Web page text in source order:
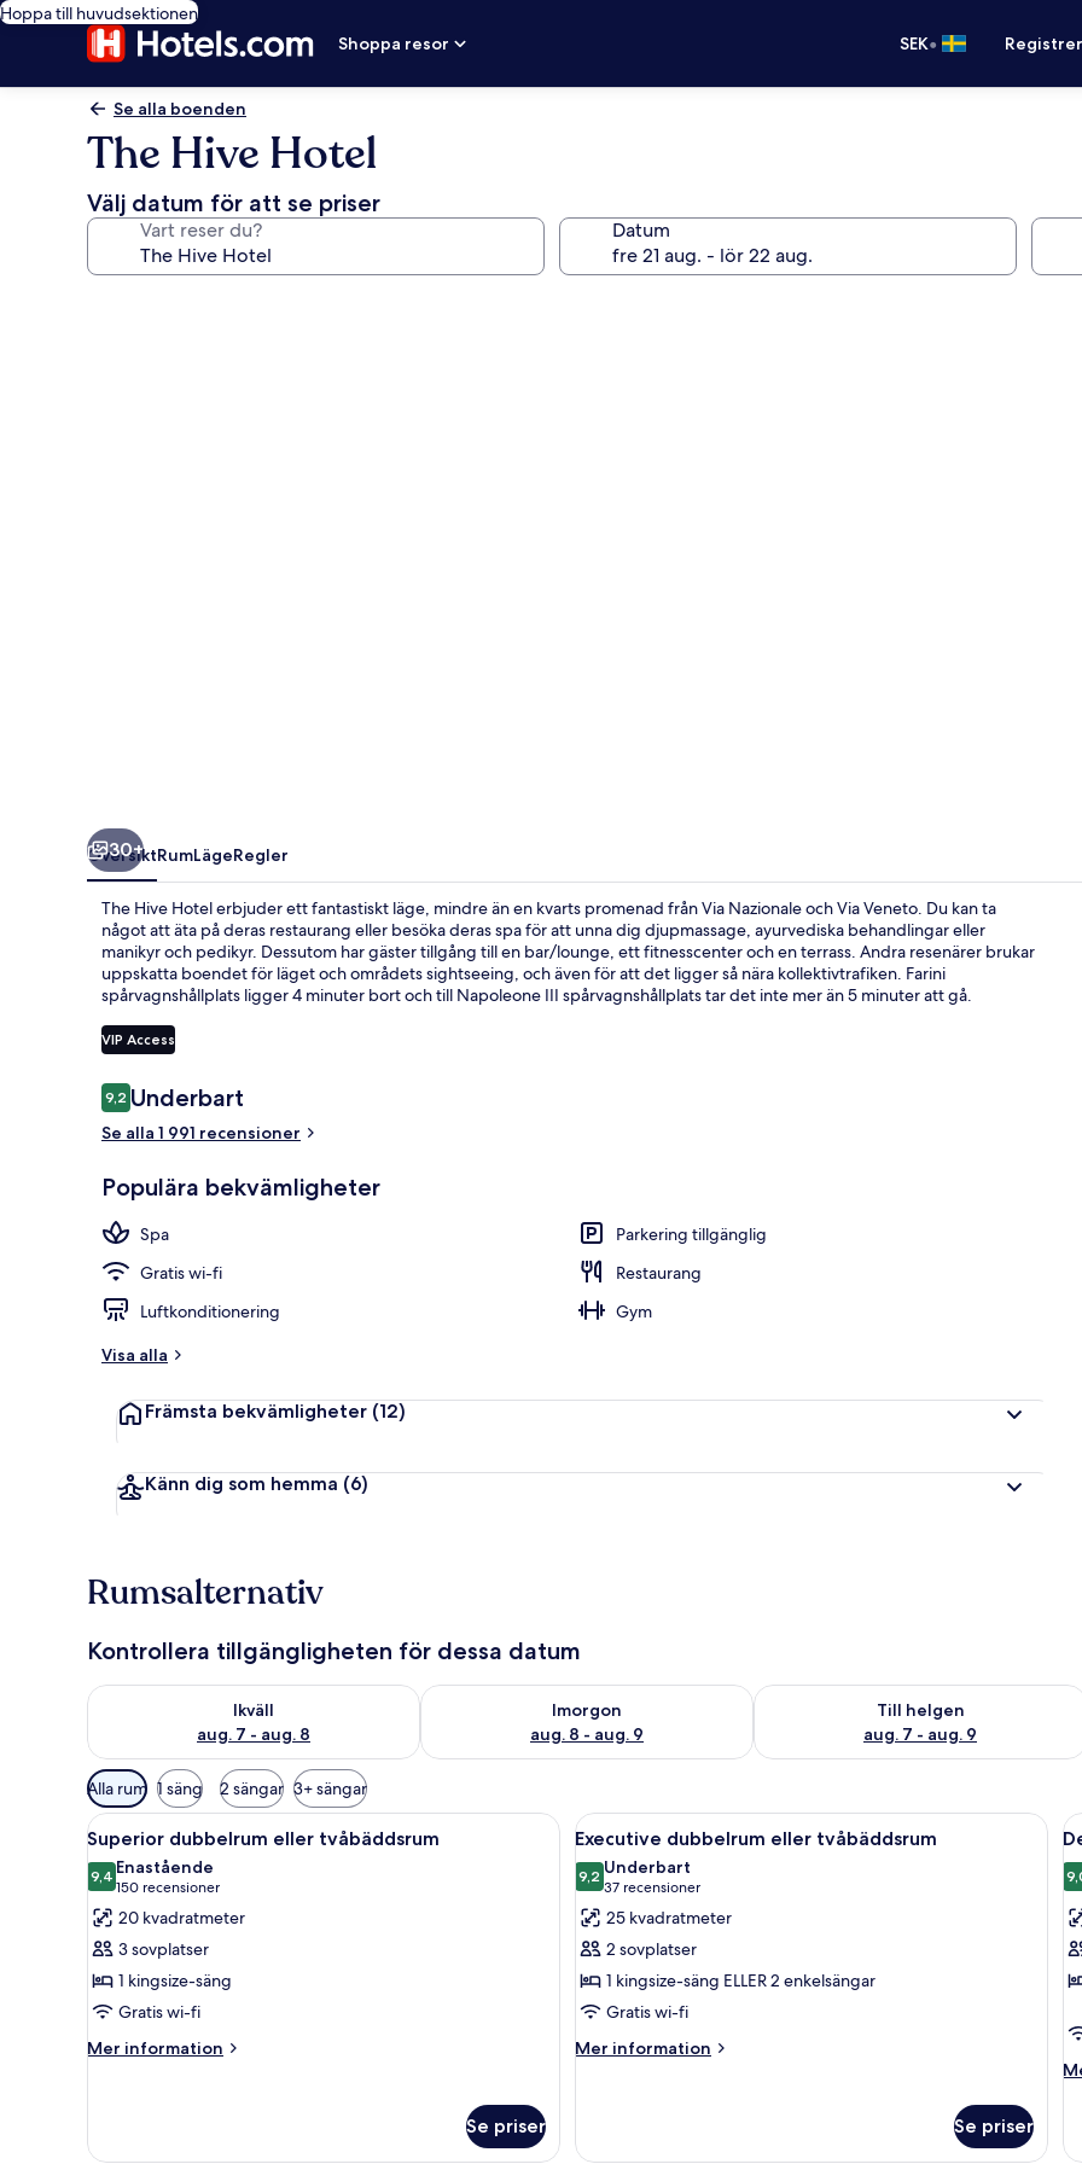
Hoppa till huvudsektionen
Shoppa resor
SEK•
Se alla boenden
The Hive Hotel
Välj datum för att se priser
Vart reser du? Datum
30+
ÖversiktRumLägeRegler
The Hive Hotel erbjuder ett fantastiskt läge, mindre än en kvarts promenad från Via Nazionale och Via Veneto. Du kan ta
något att äta på deras restaurang eller besöka deras spa för att unna dig djupmassage, ayurvediska behandlingar eller
manikyr och pedikyr. Dessutom har gäster tillgång till en bar/lounge, ett fitnesscenter och en terrass. Andra resenärer brukar
uppskatta boendet för läget och områdets sightseeing, och även för att det ligger så nära kollektivtrafiken. Farini
spårvagnshållplats ligger 4 minuter bort och till Napoleone III spårvagnshållplats tar det inte mer än 5 minuter att gå.
VIP Access
Recensioner
9,29,2 av 10,
Underbart
Se alla 1 991 recensioner
Populära bekvämligheter
Spa
Parkering tillgänglig
Gratis wi-fi
Restaurang
Luftkonditionering
Gym
Visa alla
Främsta bekvämligheter (12)
Känn dig som hemma (6)
Rumsalternativ
Kontrollera tillgängligheten för dessa datum
Ikväll
aug. 7 - aug. 8
Kontrollera tillgängligheten för ikväll aug. 7 - aug. 8
Imorgon
aug. 8 - aug. 9
Kontrollera tillgängligheten för imorgon aug. 8 - aug. 9
Till helgen
aug. 7 - aug. 9
Kontrollera tillgängligheten för den
Tillgängliga
filter
för
rum
Alla rum 1 säng 2 sängar 3+ sängar
Öppna
alla
foton
för
Superior
dubbelrum
eller
tvåbäddsrum
Ett modernt hotellrum med en stor säng, ett skrivbord med en stol, en platt-TV och en vas med blommor.
4
Superior dubbelrum eller tvåbäddsrum
9,49,4 av 10
Enastående
150 recensioner
(150 recensioner)
20 kvadratmeter
3 sovplatser
1 kingsize-säng
Gratis wi-fi
Mer information
Mer
eller
Se priser
Öppna
alla
foton
för
Executive
dubbelrum
eller
tvåbäddsrum
Ett modernt sovrum med en stor
4
Executive dubbelrum eller tvåbäddsrum
9,29,2 av 10
Underbart
37 recensioner
(37 recensioner)
25 kvadratmeter
2 sovplatser
1 kingsize-säng ELLER 2 enkelsängar
Gratis wi-fi
Mer information
Mer
eller
Se priser
rum